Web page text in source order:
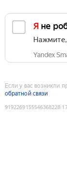
Я не
Yandex
Если у вас возникли
обратной связи
9192269155546368228: